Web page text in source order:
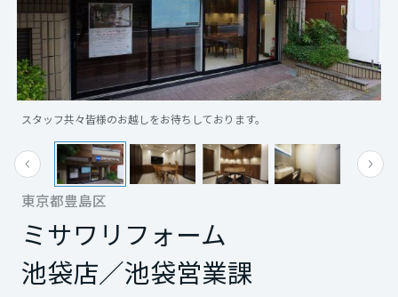
テクノロジー（住まいの性能）
建築事例・建築実例
デザイナーズギャラリー
インテリア
住まいづくりガイド
買う
賃貸住宅
賃貸併用住宅
店舗・各種施設
土地活用モデルルーム見学
土地活用実例
法人のお客さま
戸建て・マンション
ミサワリフォームとは
リフォームの流れ
リフォームメニュー
リフォーム事例
事業用
まちづくり
複合開発・投資開発
複合開発事業（ASMACI-アスマチ-）
再開発・官民連携事業
分譲マンション開発事業
収益不動産・投資開発事業
オーナーサポート
サポートメニュー
住まいるりんぐ（ロングサポート）
保証制度
アフターメンテナンス
企 業・IR情報
企業・IR
ニュース
展示場・イベント情報
カタログ請求
住まいのご相談
東京都豊島区
ミサワリフォーム
池袋店／池袋営業課
スタッフ共々皆様のお越しをお待ちしております。
東北
青森県
岩手県
宮城県